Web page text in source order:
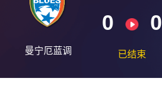
曼宁厄蓝调
0 0
已结束